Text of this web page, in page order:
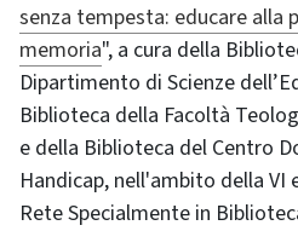
senza tempesta: educare alla
memoria", a cura della
Dipartimento di Scienze
Biblioteca della Facoltà
e della Biblioteca del Centro
Handicap, nell'ambito della VI
Rete Specialmente in